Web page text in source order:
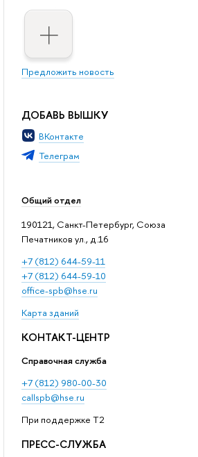
Предложить новость
ДОБАВЬ ВЫШКУ
ВКонтакте
Телеграм
Общий отдел
190121, Санкт-Петербург, Союза
Печатников ул., д.16
+7 (812) 644-59-11
+7 (812) 644-59-10
office-spb@hse.ru
Карта зданий
КОНТАКТ-ЦЕНТР
Справочная служба
+7 (812) 980-00-30
callspb@hse.ru
При поддержке T2
ПРЕСС-СЛУЖБА